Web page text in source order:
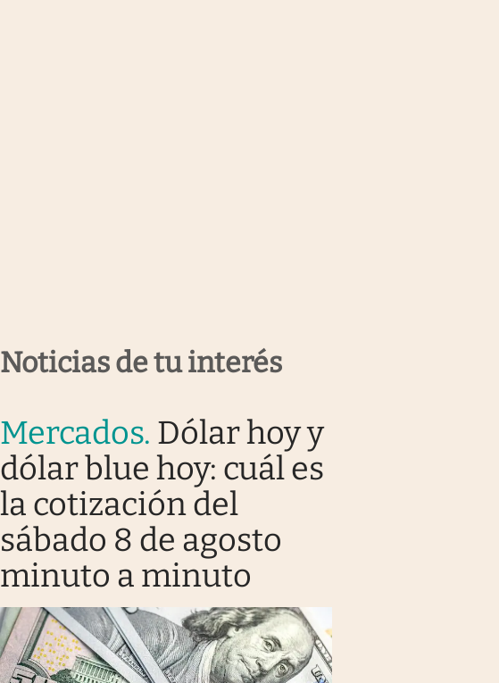
Noticias de tu interés
Mercados. Dólar hoy y
dólar blue hoy: cuál es
la cotización del
sábado 8 de agosto
minuto a minuto